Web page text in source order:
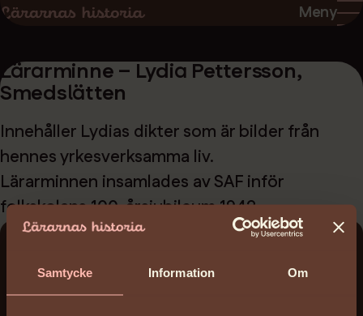
Samtycke Information Om
Hoppa
innehåll
Hoppa
huvudnavigering
Meny
Lärarminne – Lydia Pettersson,
Smedslätten
Innehåller Lydias dikter som är bilder från
hennes yrkesverksamma liv.
Lärarminnen insamlades av SAF inför
folkskolans 100-årsjubileum 1942.
lararminne-lydia-pettersson-